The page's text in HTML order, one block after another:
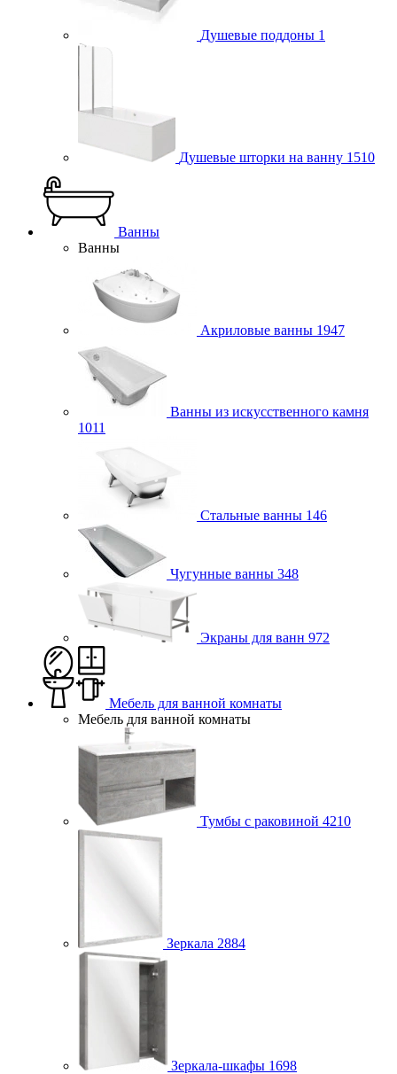
Душевые поддоны 1
Душевые шторки на ванну 1510
Ванны
Ванны
Акриловые ванны 1947
Ванны из искусственного камня
1011
Стальные ванны 146
Чугунные ванны 348
Экраны для ванн 972
Мебель для ванной комнаты
Мебель для ванной комнаты
Тумбы с раковиной 4210
Зеркала 2884
Зеркала-шкафы 1698